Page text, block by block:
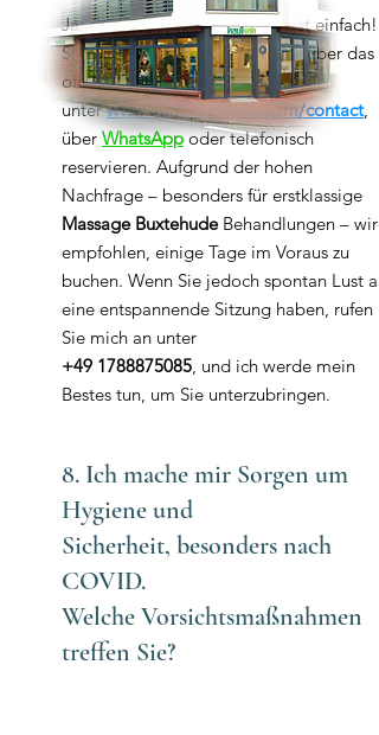
Ja, das Buchen eines Termins ist einfach!
Sie können Ihren Termin online über das
offizielle Kontaktformular
unterwww.luma-wellness.com/contact,
über WhatsAppoder telefonisch
reservieren. Aufgrund der hohen
Nachfrage – besonders für erstklassige
Massage BuxtehudeBehandlungen – wird
empfohlen, einige Tage im Voraus zu
buchen. Wenn Sie jedoch spontan Lust
eine entspannende Sitzung haben, rufen
Sie mich an unter
+49 1788875085, und ich werde mein
Bestes tun, um Sie unterzubringen.
8. Ich mache mir Sorgen um
Hygiene und
Sicherheit, besonders nach
COVID.
Welche Vorsichtsmaßnahmen
treffen Sie?